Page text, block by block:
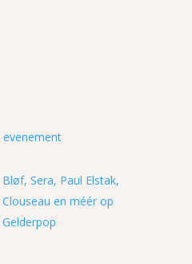
evenement
Bløf, Sera, Paul Elstak,
Clouseau en méér op
Gelderpop